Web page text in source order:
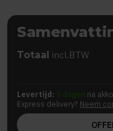
Totaal incl.BTW
Levertijd: 5 dagen na
Express delivery? Neem